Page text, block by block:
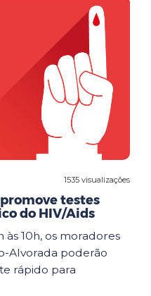
1535 visualizações
testes
do HIV/Aids
às 10h, os moradores
Alvorada poderão
rápido para